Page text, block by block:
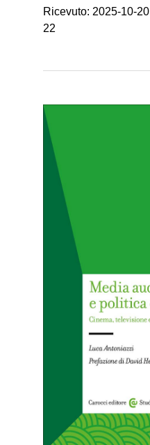
Ricevuto:2025-10-20
22